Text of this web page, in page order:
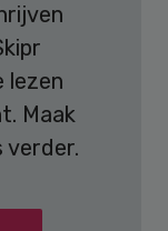
lezen
Maak
verder.